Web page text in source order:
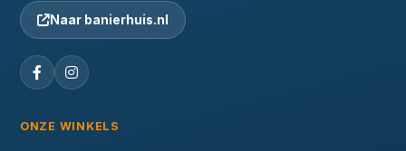
Naar banierhuis.nl
ONZE WINKELS